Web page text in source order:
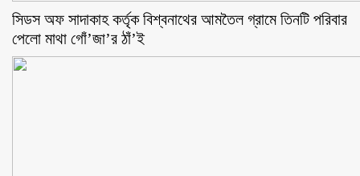
সিডস অফ সাদাকাহ কর্তৃক বিশ্বনাথের আমতৈল গ্রামে তিনটি পরিবার
পেলো মাথা গোঁ’জা’র ঠাঁ’ই